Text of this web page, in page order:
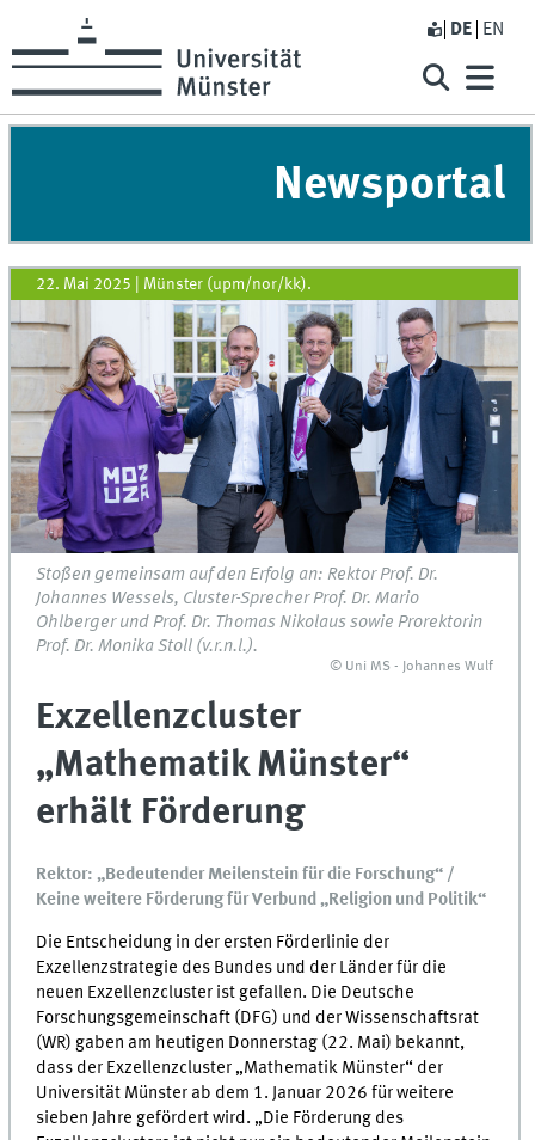
DE EN
Newsportal
22. Mai 2025 Münster (upm/nor/kk).
Stoßen gemeinsam auf den Erfolg an: Rektor Prof. Dr.
Johannes Wessels, Cluster-Sprecher Prof. Dr. Mario
Ohlberger und Prof. Dr. Thomas Nikolaus sowie Prorektorin
Prof. Dr. Monika Stoll (v.r.n.l.).
© Uni MS - Johannes Wulf
Exzellenzcluster
„Mathematik Münster“
erhält Förderung
Rektor: „Bedeutender Meilenstein für die Forschung“ /
Keine weitere Förderung für Verbund „Religion und Politik“
Die Entscheidung in der ersten Förderlinie der
Exzellenzstrategie des Bundes und der Länder für die
neuen Exzellenzcluster ist gefallen. Die Deutsche
Forschungsgemeinschaft (DFG) und der Wissenschaftsrat
(WR) gaben am heutigen Donnerstag (22. Mai) bekannt,
dass der Exzellenzcluster „Mathematik Münster“ der
Universität Münster ab dem 1. Januar 2026 für weitere
sieben Jahre gefördert wird. „Die Förderung des